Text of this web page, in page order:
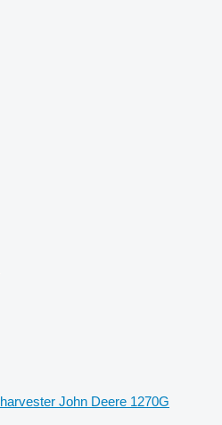
harvester John Deere 1270G